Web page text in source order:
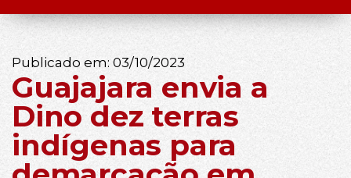
Publicado em: 03/10/2023
Guajajara envia a
Dino dez terras
indígenas para